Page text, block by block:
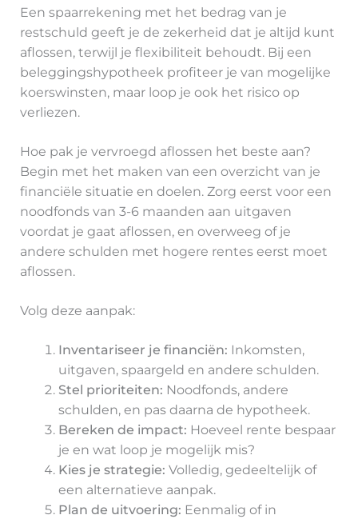
Een spaarrekening met het bedrag van je
restschuld geeft je de zekerheid dat je altijd kunt
aflossen, terwijl je flexibiliteit behoudt. Bij een
beleggingshypotheek profiteer je van mogelijke
koerswinsten, maar loop je ook het risico op
verliezen.
Hoe pak je vervroegd aflossen het beste aan?
Begin met het maken van een overzicht van je
financiële situatie en doelen. Zorg eerst voor een
noodfonds van 3-6 maanden aan uitgaven
voordat je gaat aflossen, en overweeg of je
andere schulden met hogere rentes eerst moet
aflossen.
Volg deze aanpak:
Inventariseer je financiën: Inkomsten,
uitgaven, spaargeld en andere schulden.
Stel prioriteiten: Noodfonds, andere
schulden, en pas daarna de hypotheek.
Bereken de impact: Hoeveel rente bespaar
je en wat loop je mogelijk mis?
Kies je strategie: Volledig, gedeeltelijk of
een alternatieve aanpak.
Plan de uitvoering: Eenmalig of in